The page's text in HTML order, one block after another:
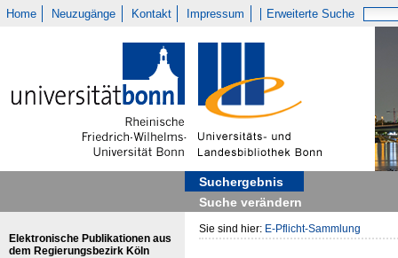
Home Neuzugänge Kontakt Impressum Erweiterte Suche
Suchergebnis
Suche verändern
Elektronische Publikationen aus
dem Regierungsbezirk Köln
Sie sind hier: E-Pflicht-Sammlung